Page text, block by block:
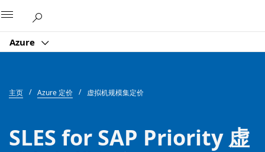
Azure
主页 Azure 定价 虚拟机规模集定价
SLES for SAP Priority 虚